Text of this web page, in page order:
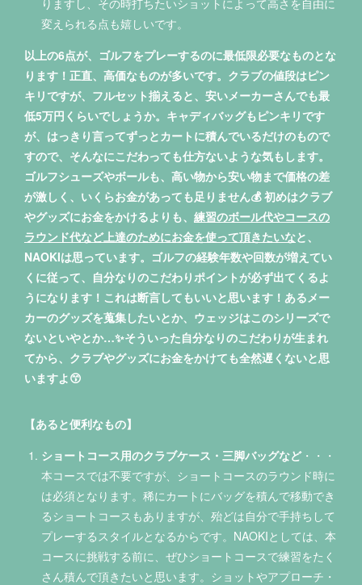
変えられる点も嬉しいです。
以上の6点が、ゴルフをプレーするのに最低限必要なものとな
ります！正直、高価なものが多いです。クラブの値段はピン
キリですが、フルセット揃えると、安いメーカーさんでも最
低5万円くらいでしょうか。キャディバッグもピンキリです
が、はっきり言ってずっとカートに積んでいるだけのもので
すので、そんなにこだわっても仕方ないような気もします。
ゴルフシューズやボールも、高い物から安い物まで価格の差
が激しく、いくらお金があっても足りません💰 初めはクラブ
やグッズにお金をかけるよりも、 練習のボール代やコースの
ラウンド代など上達のためにお金を使って頂きたいなと、
NAOKIは思っています。ゴルフの経験年数や回数が増えてい
くに従って、自分なりのこだわりポイントが必ず出てくるよ
うになります！これは断言してもいいと思います！あるメー
カーのグッズを蒐集したいとか、ウェッジはこのシリーズで
ないといやとか…✨そういった自分なりのこだわりが生まれ
てから、クラブやグッズにお金をかけても全然遅くないと思
いますよ😙
【あると便利なもの】
ショートコース用のクラブケース・三脚バッグなど・・・
本コースでは不要ですが、ショートコースのラウンド時に
は必須となります。稀にカートにバッグを積んで移動でき
るショートコースもありますが、殆どは自分で手持ちして
プレーするスタイルとなるからです。NAOKIとしては、本
コースに挑戦する前に、ぜひショートコースで練習をたく
さん積んで頂きたいと思います。ショットやアプローチ・